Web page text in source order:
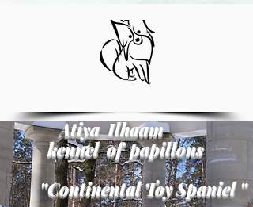
Atiya Ilhaam
kennel of papillons
"Continental Toy Spaniel "